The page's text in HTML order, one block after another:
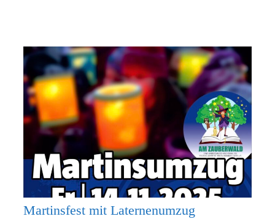
Martinsfest mit Laternenumzug